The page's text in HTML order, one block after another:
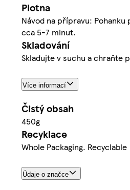
Plotna
Návod na přípravu:
cca 5-7 minut.
Skladování
Skladujte v suchu a chraňte
Více informací
Čistý obsah
450g
Recyklace
Whole Packaging. Recyclable
Údaje o značce